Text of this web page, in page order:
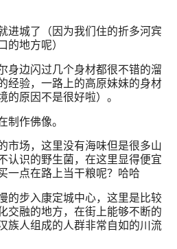
进城了（因为我们住的折多河宾
的地方呢）
身边闪过几个身材都很不错的溜
经验，一路上的高原妹妹的身材
的原因不是很好啦）。
制作佛像。
市场，这里没有海味但是很多山
认识的野生菌，在这里显得便宜
一点在路上当干粮呢？哈哈
的步入康定城中心，这里是比较
交融的地方，在街上能够不断的
族人组成的人群非常自如的川流